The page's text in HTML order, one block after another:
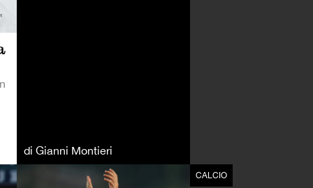
di Gianni Montieri
CALCIO